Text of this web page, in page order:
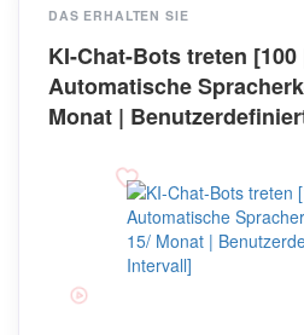
DAS ERHALTEN SIE
KI-Chat-Bots treten [100
Automatische
Monat |